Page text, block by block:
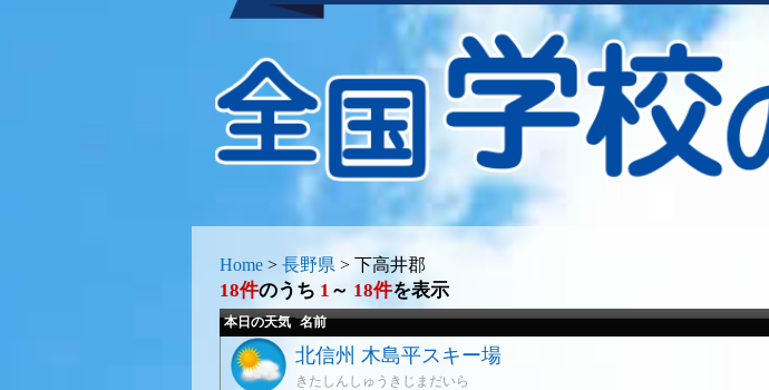
Home > 長野県 > 下高井郡
18件のうち 1 ～ 18件を表示
本日の天気 名前
北信州 木島平スキー場
きたしんしゅうきじまだいら